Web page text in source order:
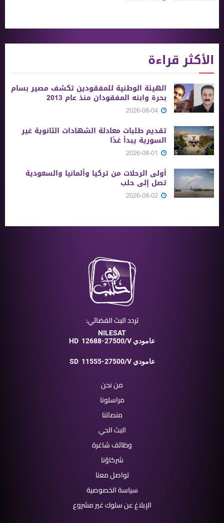
الأكثر قراءة
الهيئة الوطنية للمفقودين تكشف مصير بسام
بحرة وابنه المفقودان منذ عام 2013
تقديم طلبات معادلة الشهادات الثانوية ‏غير
السورية يبدأ غدًا
أولى الرحلات من ‏تركيا وألمانيا والسعودية
تصل إلى حلب
تردد البث الفضائي:
NILESAT
HD
12688-27500/V عامودي
SD 11555-27500/V عامودي
من نحن
مراسلونا
منصاتنا
البث الحي
وظائف شاغرة
شركاؤنا
تواصل معنا
سياسة الخصوصية
الإبلاغ عن سلوك غير مشروع